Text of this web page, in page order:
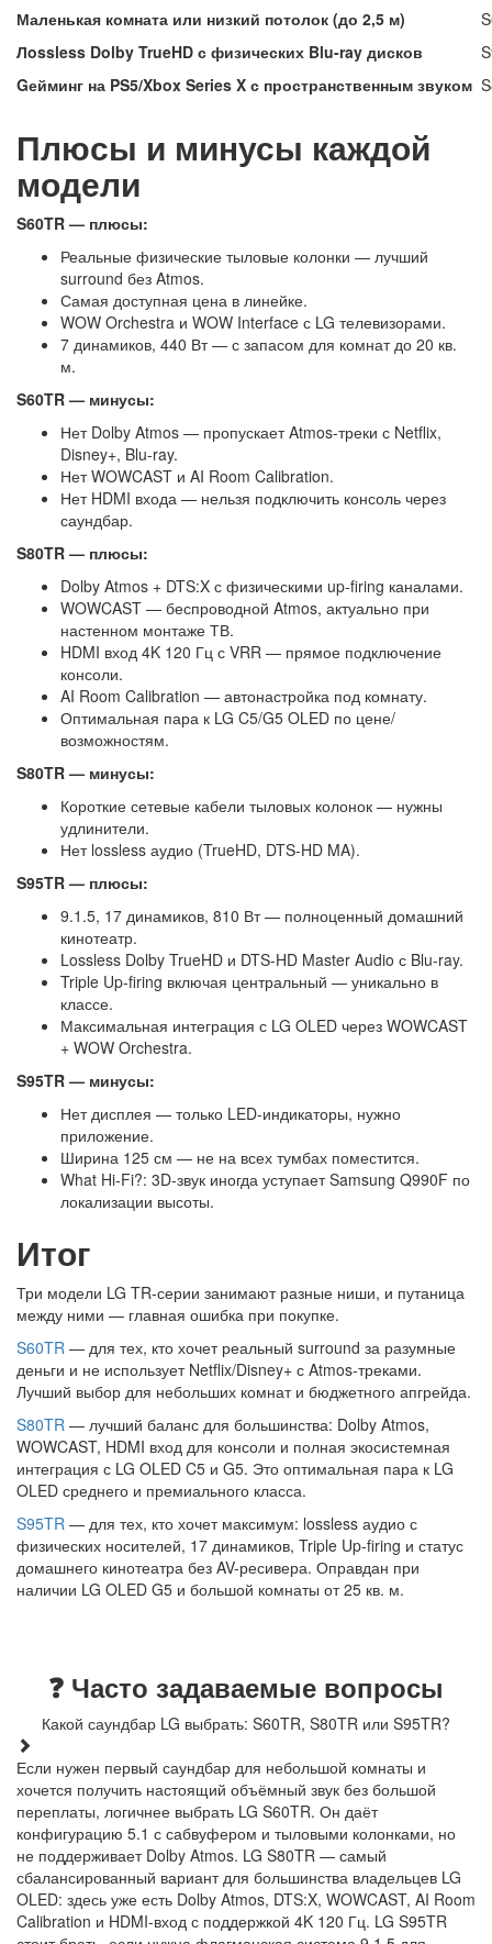
Маленькая комната или низкий потолок (до 2,5 м)
Лossless Dolby TrueHD с физических Blu-ray дисков
Gейминг на PS5/Xbox Series X с пространственным звуком
Плюсы и минусы каждой
модели
S60TR — плюсы:
Реальные физические тыловые колонки — лучший
surround без Atmos.
Самая доступная цена в линейке.
WOW Orchestra и WOW Interface с LG телевизорами.
7 динамиков, 440 Вт — с запасом для комнат до 20 кв.
м.
S60TR — минусы:
Нет Dolby Atmos — пропускает Atmos-треки с Netflix,
Disney+, Blu-ray.
Нет WOWCAST и AI Room Calibration.
Нет HDMI входа — нельзя подключить консоль через
саундбар.
S80TR — плюсы:
Dolby Atmos + DTS:X с физическими up-firing каналами.
WOWCAST — беспроводной Atmos, актуально при
настенном монтаже ТВ.
HDMI вход 4K 120 Гц с VRR — прямое подключение
консоли.
AI Room Calibration — автонастройка под комнату.
Оптимальная пара к LG C5/G5 OLED по цене/
возможностям.
S80TR — минусы:
Короткие сетевые кабели тыловых колонок — нужны
удлинители.
Нет lossless аудио (TrueHD, DTS-HD MA).
S95TR — плюсы:
9.1.5, 17 динамиков, 810 Вт — полноценный домашний
кинотеатр.
Lossless Dolby TrueHD и DTS-HD Master Audio с Blu-ray.
Triple Up-firing включая центральный — уникально в
классе.
Максимальная интеграция с LG OLED через WOWCAST
+ WOW Orchestra.
S95TR — минусы:
Нет дисплея — только LED-индикаторы, нужно
приложение.
Ширина 125 см — не на всех тумбах поместится.
What Hi-Fi?: 3D-звук иногда уступает Samsung Q990F по
локализации высоты.
Итог
Три модели LG TR-серии занимают разные ниши, и путаница
между ними — главная ошибка при покупке.
S60TR — для тех, кто хочет реальный surround за разумные
деньги и не использует Netflix/Disney+ с Atmos-треками.
Лучший выбор для небольших комнат и бюджетного апгрейда.
S80TR — лучший баланс для большинства: Dolby Atmos,
WOWCAST, HDMI вход для консоли и полная экосистемная
интеграция с LG OLED C5 и G5. Это оптимальная пара к LG
OLED среднего и премиального класса.
S95TR — для тех, кто хочет максимум: lossless аудио с
физических носителей, 17 динамиков, Triple Up-firing и статус
домашнего кинотеатра без AV-ресивера. Оправдан при
наличии LG OLED G5 и большой комнаты от 25 кв. м.
❓ Часто задаваемые вопросы
Какой саундбар LG выбрать: S60TR, S80TR или S95TR?
Если нужен первый саундбар для небольшой комнаты и
хочется получить настоящий объёмный звук без большой
переплаты, логичнее выбрать LG S60TR. Он даёт
конфигурацию 5.1 с сабвуфером и тыловыми колонками, но
не поддерживает Dolby Atmos. LG S80TR — самый
сбалансированный вариант для большинства владельцев LG
OLED: здесь уже есть Dolby Atmos, DTS:X, WOWCAST, AI Room
Calibration и HDMI-вход с поддержкой 4K 120 Гц. LG S95TR